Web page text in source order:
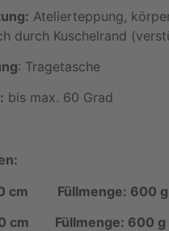
Atelierteppung,
durch Kuschelrand
: Tragetasche
bis max. 60 Grad
cm Füllmenge: 600 g
cm Füllmenge: 600 g